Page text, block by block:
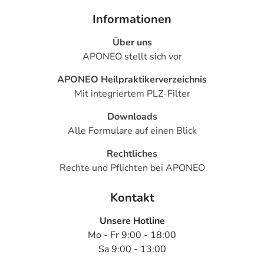
:Dieses Produkt enthält Batterien. Bitte beachten
Rücknahme von Elektro- und Elektronikgeräten und
Batterien“ für Endverbraucher.Entsorgung und
Rücknahme von Elektro- und Elektronikgeräten und
Um genaue Ergebnisse zu erhalten, lassen Sie dem
Messgerät, den Teststreifen und der Kontrolllösung ggf.
Umgebungsbedingungen anzupassen, bevor Sie eine
Blutzucker- oder ß-Keton-Messung durchführen:
Luftfeuchte: 20 bis 90 % RH (relative Luftfeuchte).
Informationen
Über uns
APONEO stellt sich vor
APONEO Heilpraktikerverzeichnis
Mit integriertem PLZ-Filter
Downloads
Alle Formulare auf einen Blick
Rechtliches
Rechte und Pflichten bei APONEO
Kontakt
Unsere Hotline
Mo - Fr 9:00 - 18:00
Sa 9:00 - 13:00